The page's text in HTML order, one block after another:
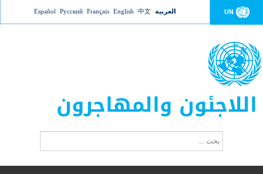
Jump to navigation UN العربية 中文
English
Français
Русский
Español
اللاجئون والمهاجرون
ت
ب